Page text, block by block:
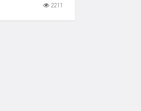
2211